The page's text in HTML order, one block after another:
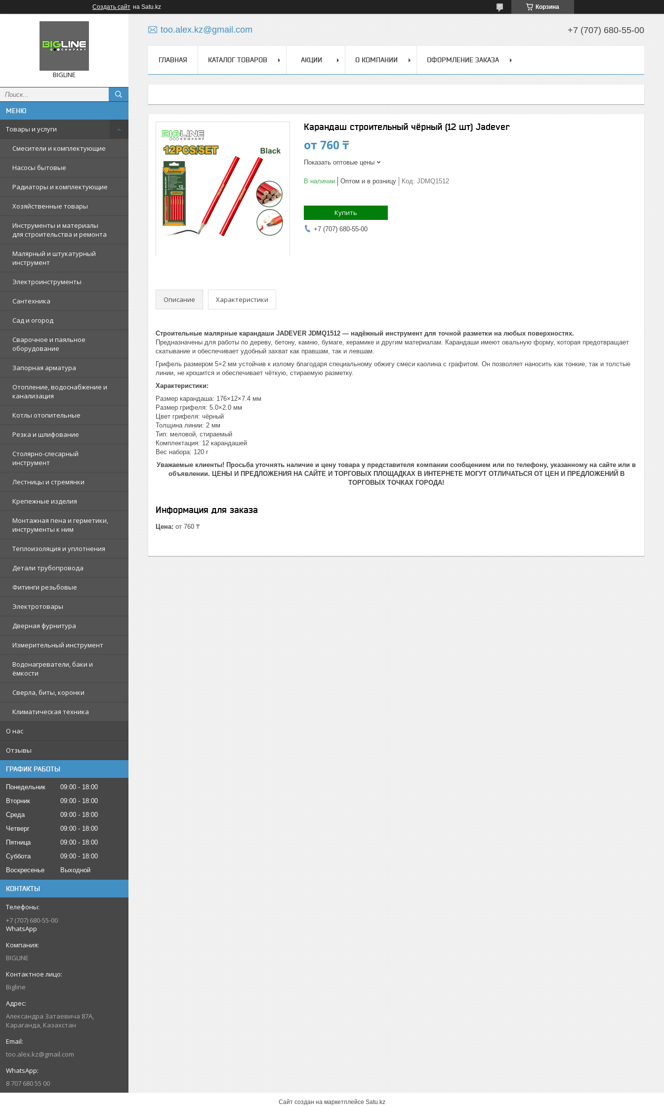
Создать сайт на Satu.kz Корзина
BIGLINE
Товары и услуги
Смесители и комплектующие
Насосы бытовые
Радиаторы и комплектующие
Хозяйственные товары
Инструменты и материалы
для строительства и ремонта
Малярный и штукатурный
инструмент
Электроинструменты
Сантехника
Сад и огород
Сварочное и паяльное
оборудование
Запорная арматура
Отопление, водоснабжение и
канализация
Котлы отопительные
Резка и шлифование
Столярно-слесарный
инструмент
Лестницы и стремянки
Крепежные изделия
Монтажная пена и герметики,
инструменты к ним
Теплоизоляция и уплотнения
Детали трубопровода
Фитинги резьбовые
Электротовары
Дверная фурнитура
Измерительный инструмент
Водонагреватели, баки и
ёмкости
Сверла, биты, коронки
Климатическая техника
О нас
Отзывы
ГРАФИК РАБОТЫ
Понедельник 09:00
18:00
Вторник
09:00
18:00
Среда
09:00
18:00
Четверг
09:00
18:00
Пятница
09:00
18:00
Суббота
09:00
18:00
Воскресенье
Выходной
КОНТАКТЫ
+7 (707) 680-55-00
WhatsApp
BIGLINE
Bigline
Александра Затаевича 87А,
Караганда, Казахстан
too.alex.kz@gmail.com
8 707 680 55 00
too.alex.kz@gmail.com +7 (707) 680-55-00
ГЛАВНАЯ КАТАЛОГ ТОВАРОВ АКЦИИ О КОМПАНИИ ОФОРМЛЕНИЕ ЗАКАЗА
Карандаш строительный чёрный (12 шт) Jadever
от760 ₸
Показать оптовые цены
В наличии Оптом и в розницу Код: JDMQ1512
Купить
+7 (707) 680-55-00
Описание Характеристики
Строительные малярные карандаши JADEVER JDMQ1512 — надёжный инструмент для точной разметки на любых поверхностях.
Предназначены для работы по дереву, бетону, камню, бумаге, керамике и другим материалам. Карандаши имеют овальную форму, которая предотвращает
скатывание и обеспечивает удобный захват как правшам, так и левшам.
Грифель размером 5×2 мм устойчив к излому благодаря специальному обжигу смеси каолина с графитом. Он позволяет наносить как тонкие, так и толстые
линии, не крошится и обеспечивает чёткую, стираемую разметку.
Характеристики:
Размер карандаша: 176×12×7.4 мм
Размер грифеля: 5.0×2.0 мм
Цвет грифеля: чёрный
Толщина линии: 2 мм
Тип: меловой, стираемый
Комплектация: 12 карандашей
Вес набора: 120 г
Уважаемые клиенты! Просьба уточнять наличие и цену товара у представителя компании сообщением или по телефону, указанному на сайте или в
объявлении. ЦЕНЫ И ПРЕДЛОЖЕНИЯ НА САЙТЕ И ТОРГОВЫХ ПЛОЩАДКАХ В ИНТЕРНЕТЕ МОГУТ ОТЛИЧАТЬСЯ ОТ ЦЕН И ПРЕДЛОЖЕНИЙ В
ТОРГОВЫХ ТОЧКАХ ГОРОДА!
Информация для заказа
Цена: от 760 ₸
Сайт создан на маркетплейсе Satu.kz